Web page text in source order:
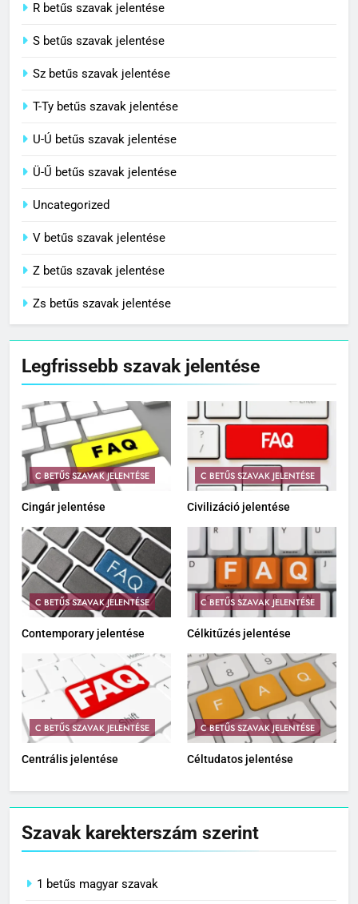
R betűs szavak jelentése
S betűs szavak jelentése
Sz betűs szavak jelentése
T-Ty betűs szavak jelentése
U-Ú betűs szavak jelentése
Ü-Ű betűs szavak jelentése
Uncategorized
V betűs szavak jelentése
Z betűs szavak jelentése
Zs betűs szavak jelentése
Legfrissebb szavak jelentése
C BETŰS SZAVAK JELENTÉSE
Cingár jelentése
C BETŰS SZAVAK JELENTÉSE
Civilizáció jelentése
C BETŰS SZAVAK JELENTÉSE
Contemporary jelentése
C BETŰS SZAVAK JELENTÉSE
Célkitűzés jelentése
C BETŰS SZAVAK JELENTÉSE
Centrális jelentése
C BETŰS SZAVAK JELENTÉSE
Céltudatos jelentése
Szavak karekterszám szerint
1 betűs magyar szavak